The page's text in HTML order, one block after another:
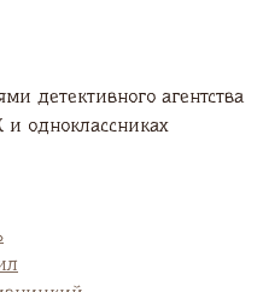
детективного агентства
и одноклассниках